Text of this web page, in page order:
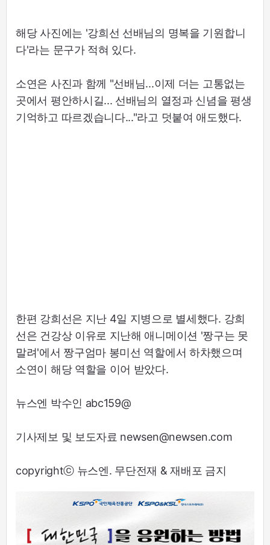
해당 사진에는 '강희선 선배님의 명복을 기원합니
다'라는 문구가 적혀 있다.
소연은 사진과 함께 "선배님...이제 더는 고통없는
곳에서 평안하시길... 선배님의 열정과 신념을 평생
기억하고 따르겠습니다..."라고 덧붙여 애도했다.
한편 강희선은 지난 4일 지병으로 별세했다. 강희
선은 건강상 이유로 지난해 애니메이션 '짱구는 못
말려'에서 짱구엄마 봉미선 역할에서 하차했으며
소연이 해당 역할을 이어 받았다.
뉴스엔 박수인 abc159@
기사제보 및 보도자료 newsen@newsen.com
copyrightⓒ 뉴스엔. 무단전재 & 재배포 금지